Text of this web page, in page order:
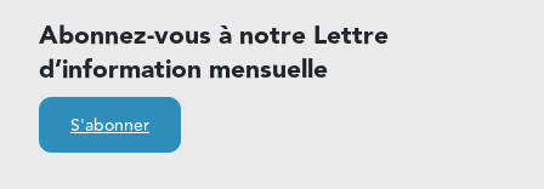
Abonnez-vous à notre Lettre
d’information mensuelle
S'abonner